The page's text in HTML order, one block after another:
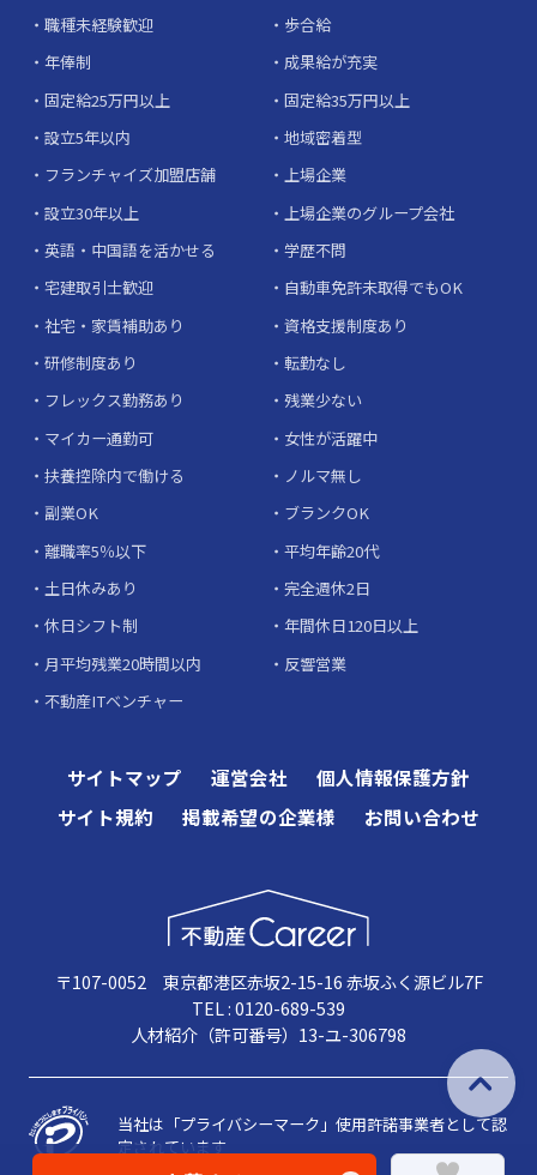
職種未経験歓迎
歩合給
年俸制
成果給が充実
固定給25万円以上
固定給35万円以上
設立5年以内
地域密着型
フランチャイズ加盟店舗
上場企業
設立30年以上
上場企業のグループ会社
英語・中国語を活かせる
学歴不問
宅建取引士歓迎
自動車免許未取得でもOK
社宅・家賃補助あり
資格支援制度あり
研修制度あり
転勤なし
フレックス勤務あり
残業少ない
マイカー通勤可
女性が活躍中
扶養控除内で働ける
ノルマ無し
副業OK
ブランクOK
離職率5％以下
平均年齢20代
土日休みあり
完全週休2日
休日シフト制
年間休日120日以上
月平均残業20時間以内
反響営業
不動産ITベンチャー
サイトマップ 運営会社
個人情報保護方針
サイト規約
掲載希望の企業様 お問い合わせ
〒107-0052 東京都港区赤坂2-15-16 赤坂ふく源ビル7F
TEL : 0120-689-539
人材紹介（許可番号）13-ユ-306798
当社は「プライバシーマーク」使用許諾事業者として認
定されています